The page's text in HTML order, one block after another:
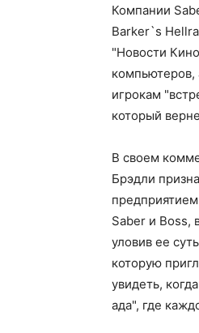
Компании
Barker`s
"Новости
компьютеров,
игрокам
который
В своем
Брэдли
Saber и Boss,
уловив ее
которую
увидеть,
ада", где